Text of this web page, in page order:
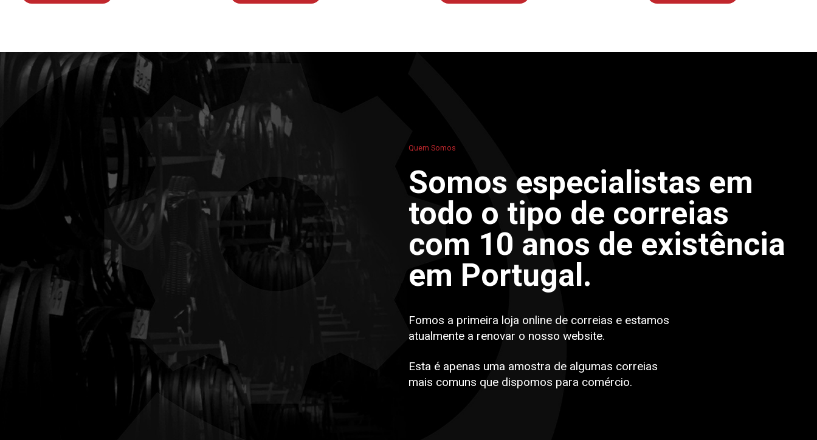
Quem Somos
Somos especialistas em
todo o tipo de correias
com 10 anos de existência
em Portugal.
Fomos a primeira loja online de correias e estamos
atualmente a renovar o nosso website.
Esta é apenas uma amostra de algumas correias
mais comuns que dispomos para comércio.